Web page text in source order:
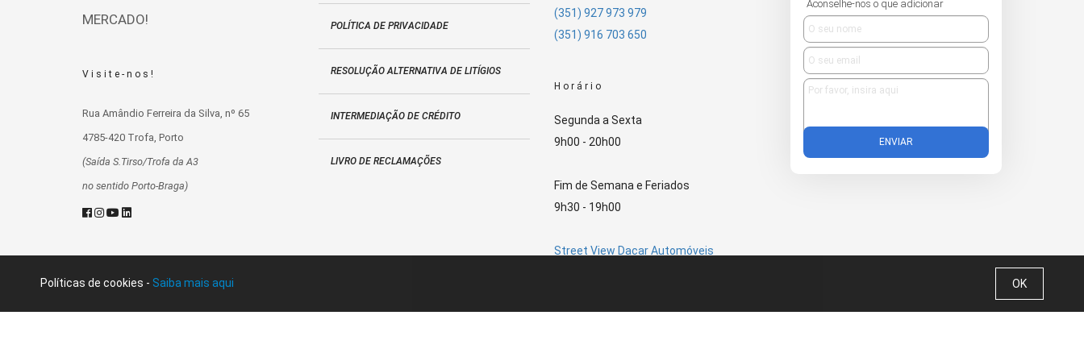
MERCADO!
Visite-nos!
Rua Amândio Ferreira da Silva, nº 65
4785-420 Trofa, Porto
(Saída S.Tirso/Trofa da A3
no sentido Porto-Braga)
POLÍTICA DE PRIVACIDADE
RESOLUÇÃO ALTERNATIVA DE LITÍGIOS
INTERMEDIAÇÃO DE CRÉDITO
LIVRO DE RECLAMAÇÕES
(351) 927 973 979
(351) 916 703 650
Horário
Segunda a Sexta
9h00 - 20h00
Fim de Semana e Feriados
9h30 - 19h00
Street View Dacar Automóveis
Aconselhe-nos o que adicionar
ENVIAR
Políticas de cookies - Saiba mais aqui OK